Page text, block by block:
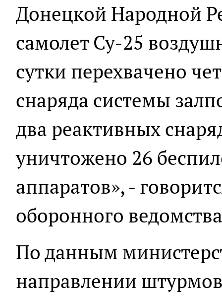
Донецкой Народной
самолет Су-25
сутки перехвачено
снаряда системы
два реактивных
уничтожено 26
аппаратов», -
оборонного
По данным
направлении